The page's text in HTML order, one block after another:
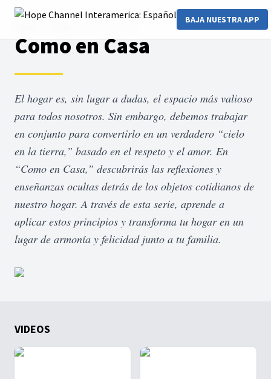
BAJA NUESTRA APP
Como en Casa
El hogar es, sin lugar a dudas, el espacio más valioso
para todos nosotros. Sin embargo, debemos trabajar
en conjunto para convertirlo en un verdadero “cielo
en la tierra,” basado en el respeto y el amor. En
“Como en Casa,” descubrirás las reflexiones y
enseñanzas ocultas detrás de los objetos cotidianos de
nuestro hogar. A través de esta serie, aprende a
aplicar estos principios y transforma tu hogar en un
lugar de armonía y felicidad junto a tu familia.
VIDEOS